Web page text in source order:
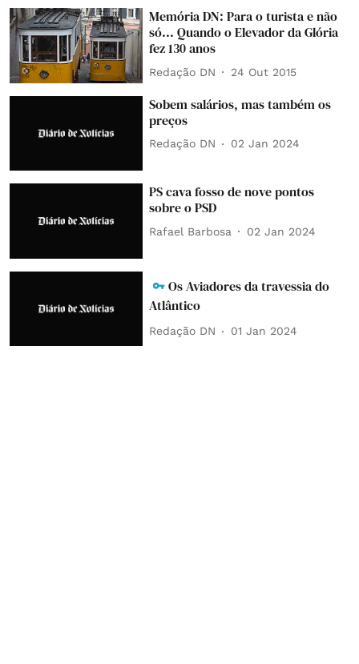
Memória DN: Para o turista e não
só... Quando o Elevador da Glória
fez 130 anos
Redação DN 24 Out 2015
Sobem salários, mas também os
preços
Redação DN 02 Jan 2024
PS cava fosso de nove pontos
sobre o PSD
Rafael Barbosa 02 Jan 2024
Os Aviadores da travessia do
Atlântico
Redação DN 01 Jan 2024